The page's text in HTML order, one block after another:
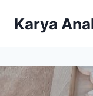
Karya